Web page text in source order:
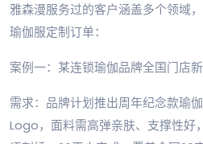
雅森漫服务过的客户涵盖多个领域
瑜伽服定制订单：
案例一：某连锁瑜伽品牌全国门店新
需求：品牌计划推出周年纪念款瑜
Logo，面料需高弹亲肤、支撑性好